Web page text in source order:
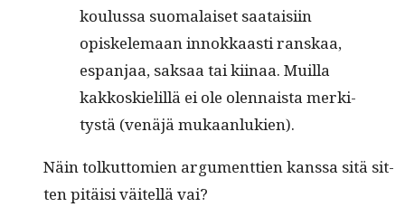
koulus­sa suo­ma­laiset saataisi­in
opiskele­maan innokkaasti ran­skaa,
espan­jaa, sak­saa tai kiinaa. Muil­la
kakkoskielil­lä ei ole olen­naista merk­i­
tys­tä (venäjä mukaanlukien).
Näin tolkut­tomien argu­ment­tien kanssa sitä sit­
ten pitäisi väitel­lä vai?